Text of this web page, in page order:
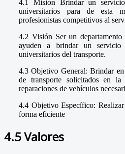
4.1 Misión Brindar un
universitarios para de esta
profesionistas competitivos al
4.2 Visión Ser un
ayuden a brindar un
universitarios del transporte.
4.3 Objetivo General: Brindar
de transporte solicitados en
reparaciones de vehículos
4.4 Objetivo Específico:
forma eficiente
4.5 Valores